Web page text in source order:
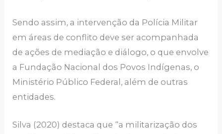
Sendo assim, a intervenção da Polícia Militar
em áreas de conflito deve ser acompanhada
de ações de mediação e diálogo, o que envolve
a Fundação Nacional dos Povos Indígenas, o
Ministério Público Federal, além de outras
entidades.
Silva (2020) destaca que “a militarização dos